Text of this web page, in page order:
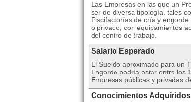
Las Empresas en las que un
ser de diversa tipología, tales
Piscifactorías de cría y
o privado, con equipamientos
del centro de trabajo.
Salario Esperado
El Sueldo aproximado para un
Engorde podría estar entre los
Empresas públicas y privadas
Conocimientos Adquiridos